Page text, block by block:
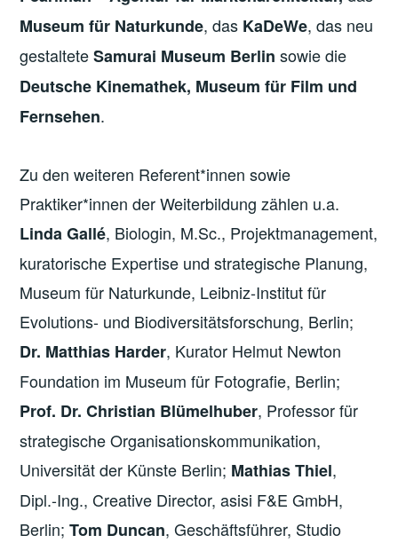
Museum für Naturkunde, das KaDeWe, das neu
gestalteteSamurai Museum Berlin sowie die
Deutsche Kinemathek, Museum für Film und
Fernsehen.
Zu den weiteren Referent*innen sowie
Praktiker*innen der Weiterbildung zählen u.a.
Linda Gallé, Biologin, M.Sc., Projektmanagement,
kuratorische Expertise und strategische Planung,
Museum für Naturkunde, Leibniz-Institut für
Evolutions- und Biodiversitätsforschung, Berlin;
Dr. Matthias Harder, Kurator Helmut Newton
Foundation im Museum für Fotografie, Berlin;
Prof. Dr. Christian Blümelhuber, Professor für
strategische Organisationskommunikation,
Universität der Künste Berlin; Mathias Thiel,
Dipl.-Ing., Creative Director, asisi F&E GmbH,
Berlin;Tom Duncan, Geschäftsführer, Studio